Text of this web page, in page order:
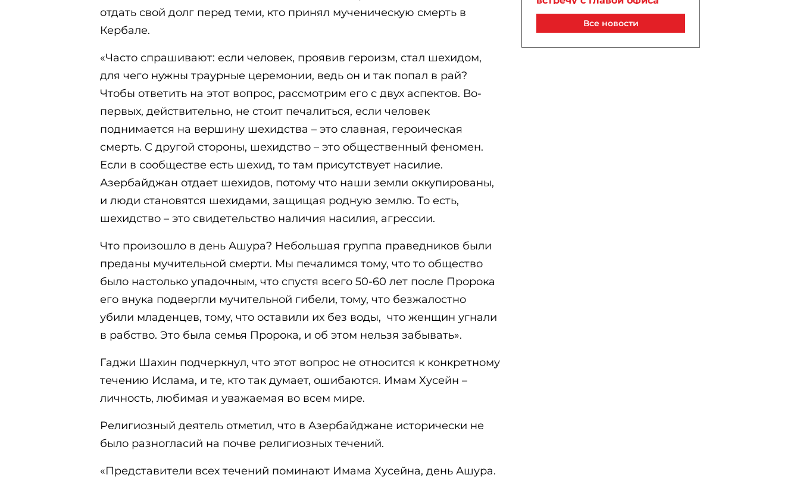
отдать свой долг перед теми, кто принял мученическую смерть в
Кербале.
«Часто спрашивают: если человек, проявив героизм, стал шехидом,
для чего нужны траурные церемонии, ведь он и так попал в рай?
Чтобы ответить на этот вопрос, рассмотрим его с двух аспектов. Во-
первых, действительно, не стоит печалиться, если человек
поднимается на вершину шехидства – это славная, героическая
смерть. С другой стороны, шехидство – это общественный феномен.
Если в сообществе есть шехид, то там присутствует насилие.
Азербайджан отдает шехидов, потому что наши земли оккупированы,
и люди становятся шехидами, защищая родную землю. То есть,
шехидство – это свидетельство наличия насилия, агрессии.
Что произошло в день Ашура? Небольшая группа праведников были
преданы мучительной смерти. Мы печалимся тому, что то общество
было настолько упадочным, что спустя всего 50-60 лет после Пророка
его внука подвергли мучительной гибели, тому, что безжалостно
убили младенцев, тому, что оставили их без воды, что женщин угнали
в рабство. Это была семья Пророка, и об этом нельзя забывать».
Гаджи Шахин подчеркнул, что этот вопрос не относится к конкретному
течению Ислама, и те, кто так думает, ошибаются. Имам Хусейн –
личность, любимая и уважаемая во всем мире.
Религиозный деятель отметил, что в Азербайджане исторически не
было разногласий на почве религиозных течений.
«Представители всех течений поминают Имама Хусейна, день Ашура.
президента Украины -
Все новости